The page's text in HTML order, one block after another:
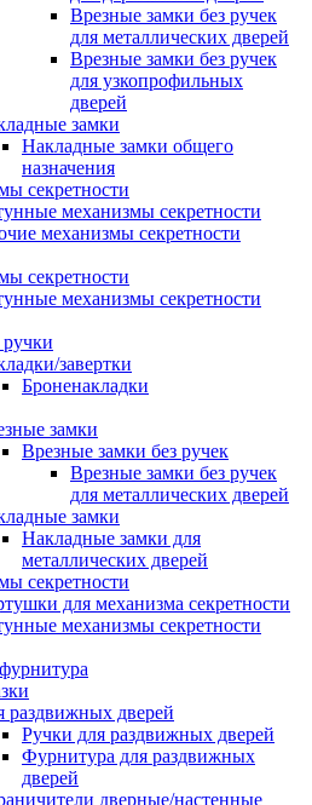
Врезные замки без ручек
для металлических дверей
Врезные замки без ручек
для узкопрофильных
дверей
замки
Накладные замки общего
назначения
секретности
механизмы секретности
механизмы секретности
секретности
механизмы секретности
завертки
Броненакладки
замки
Врезные замки без ручек
Врезные замки без ручек
для металлических дверей
замки
Накладные замки для
металлических дверей
секретности
для механизма секретности
механизмы секретности
раздвижных дверей
Ручки для раздвижных дверей
Фурнитура для раздвижных
дверей
дверные/настенные